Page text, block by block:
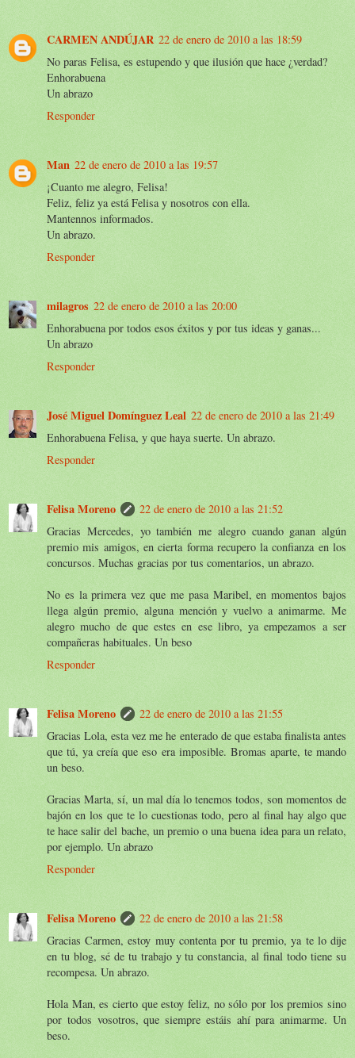
CARMEN ANDÚJAR 22 de enero de 2010 a las 18:59
No paras Felisa, es estupendo y que ilusión que hace ¿verdad?
Enhorabuena
Un abrazo
Responder
Man 22 de enero de 2010 a las 19:57
¡Cuanto me alegro, Felisa!
Feliz, feliz ya está Felisa y nosotros con ella.
Mantennos informados.
Un abrazo.
Responder
milagros 22 de enero de 2010 a las 20:00
Enhorabuena por todos esos éxitos y por tus ideas y ganas...
Un abrazo
Responder
José Miguel Domínguez Leal 22 de enero de 2010 a las 21:49
Enhorabuena Felisa, y que haya suerte. Un abrazo.
Responder
Felisa Moreno
22 de enero de 2010 a las 21:52
Gracias Mercedes, yo también me alegro cuando ganan algún
premio mis amigos, en cierta forma recupero la confianza en los
concursos. Muchas gracias por tus comentarios, un abrazo.
No es la primera vez que me pasa Maribel, en momentos bajos
llega algún premio, alguna mención y vuelvo a animarme. Me
alegro mucho de que estes en ese libro, ya empezamos a ser
compañeras habituales. Un beso
Responder
Felisa Moreno
22 de enero de 2010 a las 21:55
Gracias Lola, esta vez me he enterado de que estaba finalista antes
que tú, ya creía que eso era imposible. Bromas aparte, te mando
un beso.
Gracias Marta, sí, un mal día lo tenemos todos, son momentos de
bajón en los que te lo cuestionas todo, pero al final hay algo que
te hace salir del bache, un premio o una buena idea para un relato,
por ejemplo. Un abrazo
Responder
Felisa Moreno
22 de enero de 2010 a las 21:58
Gracias Carmen, estoy muy contenta por tu premio, ya te lo dije
en tu blog, sé de tu trabajo y tu constancia, al final todo tiene su
recompesa. Un abrazo.
Hola Man, es cierto que estoy feliz, no sólo por los premios sino
por todos vosotros, que siempre estáis ahí para animarme. Un
beso.